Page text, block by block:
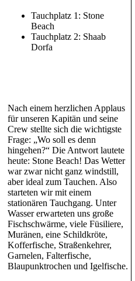
Tauchplatz 1: Stone
Beach
Tauchplatz 2: Shaab
Dorfa
Nach einem herzlichen Applaus
für unseren Kapitän und seine
Crew stellte sich die wichtigste
Frage: „Wo soll es denn
hingehen?“ Die Antwort lautete
heute: Stone Beach! Das Wetter
war zwar nicht ganz windstill,
aber ideal zum Tauchen. Also
starteten wir mit einem
stationären Tauchgang. Unter
Wasser erwarteten uns große
Fischschwärme, viele Füsiliere,
Muränen, eine Schildkröte,
Kofferfische, Straßenkehrer,
Garnelen, Falterfische,
Blaupunktrochen und Igelfische.